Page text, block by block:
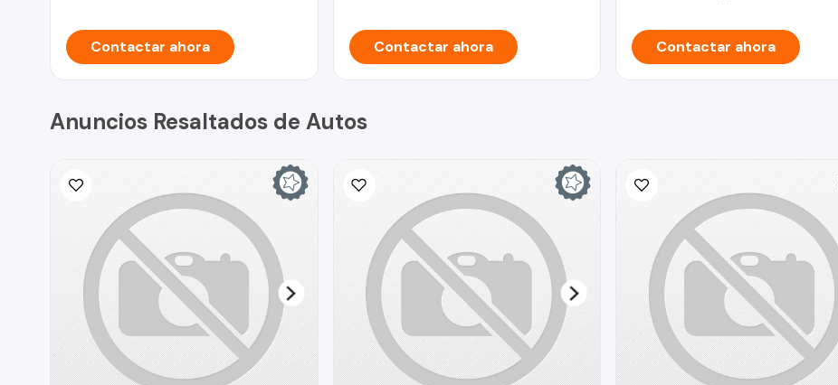
Contactar ahora Contactar ahora Contactar ahora
Anuncios Resaltados de Autos